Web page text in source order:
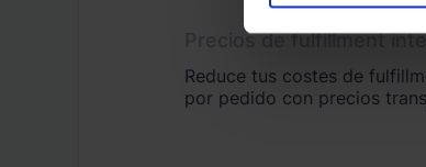
Precios de fulfillment
Reduce tus costes de
por pedido con precios